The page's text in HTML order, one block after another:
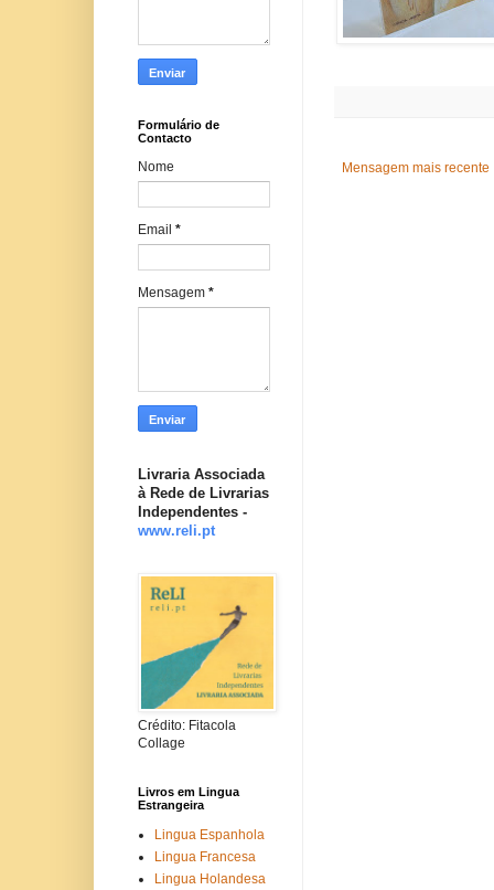
Mensagem mais recente
Formulário de
Contacto
Nome
Email *
Mensagem *
Livraria Associada
à Rede de Livrarias
Independentes -
www.reli.pt
Crédito: Fitacola
Collage
Livros em Lingua
Estrangeira
Lingua Espanhola
Lingua Francesa
Lingua Holandesa